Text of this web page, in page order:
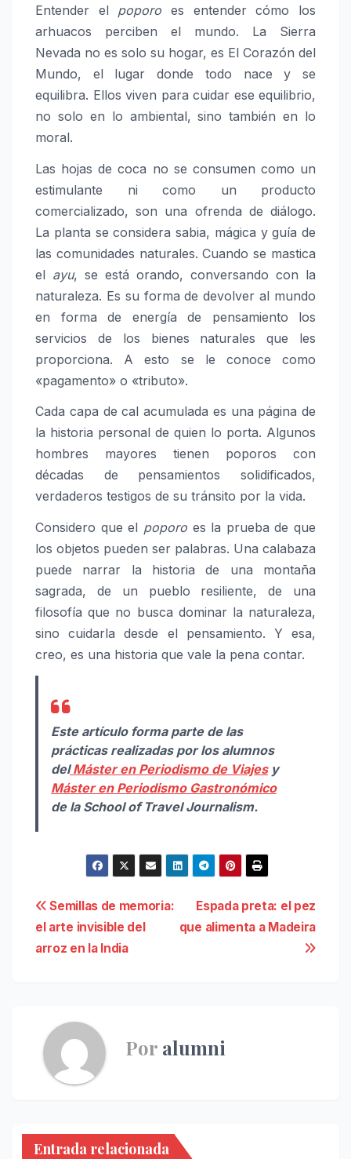
Entender el poporoes entender cómo los
arhuacos perciben el mundo. La Sierra
Nevada no es solo su hogar, es El Corazón del
Mundo, el lugar donde todo nace y se
equilibra. Ellos viven para cuidar ese equilibrio,
no solo en lo ambiental, sino también en lo
moral.
Las hojas de coca no se consumen como un
estimulante ni como un producto
comercializado, son una ofrenda de diálogo.
La planta se considera sabia, mágica y guía de
las comunidades naturales. Cuando se mastica
el ayu, se está orando, conversando con la
naturaleza. Es su forma de devolver al mundo
en forma de energía de pensamiento los
servicios de los bienes naturales que les
proporciona. A esto se le conoce como
«pagamento» o «tributo».
Cada capa de cal acumulada es una página de
la historia personal de quien lo porta. Algunos
hombres mayores tienen poporos con
décadas de pensamientos solidificados,
verdaderos testigos de su tránsito por la vida.
Considero que el poporo es la prueba de que
los objetos pueden ser palabras. Una calabaza
puede narrar la historia de una montaña
sagrada, de un pueblo resiliente, de una
filosofía que no busca dominar la naturaleza,
sino cuidarla desde el pensamiento. Y esa,
creo, es una historia que vale la pena contar.
Este artículo forma parte de las
prácticas realizadas por los alumnos
delMáster en Periodismo de Viajesy
Máster en Periodismo Gastronómico
de la School of Travel Journalism.
Navegación
de
Espada preta: el pez
que alimenta a Madeira
Semillas de memoria:
el arte invisible del
arroz en la India
Por alumni
Entrada relacionada